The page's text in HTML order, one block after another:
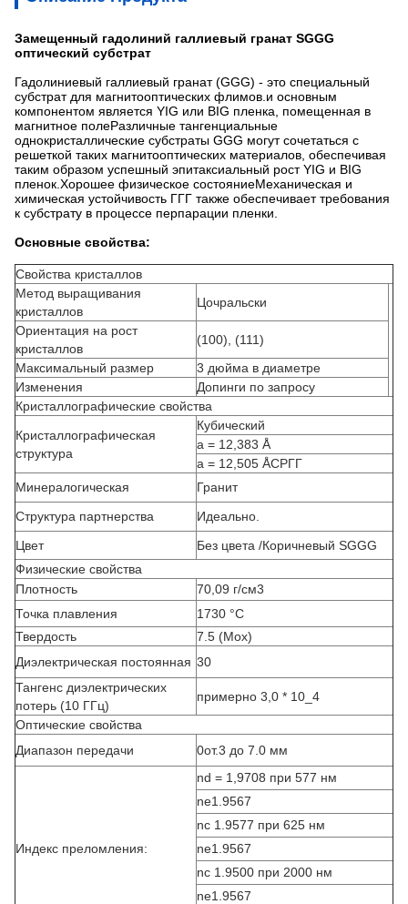
Замещенный гадолиний галлиевый гранат SGGG
оптический субстрат
Гадолиниевый галлиевый гранат (GGG) - это специальный
субстрат для магнитооптических флимов.и основным
компонентом является YIG или BIG пленка, помещенная в
магнитное полеРазличные тангенциальные
однокристаллические субстраты GGG могут сочетаться с
решеткой таких магнитооптических материалов, обеспечивая
таким образом успешный эпитаксиальный рост YIG и BIG
пленок.Хорошее физическое состояниеМеханическая и
химическая устойчивость ГГГ также обеспечивает требования
к субстрату в процессе перпарации пленки.
Основные свойства:
Свойства кристаллов
Метод выращивания
кристаллов
Цочральски
Ориентация на рост
кристаллов
(100), (111)
Максимальный размер
3 дюйма в диаметре
Изменения
Допинги по запросу
Кристаллографические свойства
Кристаллографическая
структура
Кубический
a = 12,383 Å
a = 12,505 ÅСРГГ
Минералогическая
Гранит
Структура партнерства
Идеально.
Цвет
Без цвета /Коричневый SGGG
Физические свойства
Плотность
70,09 г/см3
Точка плавления
1730 °C
Твердость
7.5 (Мох)
Диэлектрическая постоянная 30
Тангенс диэлектрических
потерь (10 ГГц)
примерно 3,0 * 10 _4
Оптические свойства
Диапазон передачи
0от.3 до 7.0 мм
Индекс преломления:
nd = 1,9708 при 577 нм
ne1.9567
nc 1.9577 при 625 нм
ne1.9567
nc 1.9500 при 2000 нм
ne1.9567